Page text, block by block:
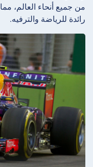
من جميع أنحاء العالم،
رائدة للرياضة والترفيه.